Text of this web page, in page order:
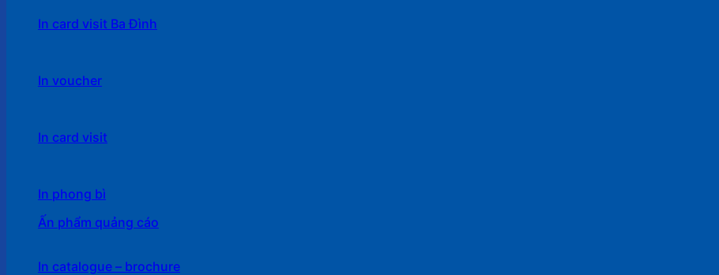
In card visit Ba Đình
In voucher
In card visit
In phong bì
Ấn phẩm quảng cáo
In catalogue – brochure